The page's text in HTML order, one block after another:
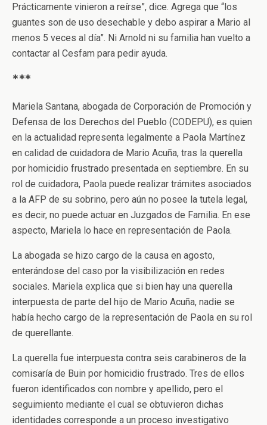
Prácticamente vinieron a reírse”, dice. Agrega que “los
guantes son de uso desechable y debo aspirar a Mario al
menos 5 veces al día”. Ni Arnold ni su familia han vuelto a
contactar al Cesfam para pedir ayuda.
***
Mariela Santana, abogada de Corporación de Promoción y
Defensa de los Derechos del Pueblo (CODEPU), es quien
en la actualidad representa legalmente a Paola Martínez
en calidad de cuidadora de Mario Acuña, tras la querella
por homicidio frustrado presentada en septiembre. En su
rol de cuidadora, Paola puede realizar trámites asociados
a la AFP de su sobrino, pero aún no posee la tutela legal,
es decir, no puede actuar en Juzgados de Familia. En ese
aspecto, Mariela lo hace en representación de Paola.
La abogada se hizo cargo de la causa en agosto,
enterándose del caso por la visibilización en redes
sociales. Mariela explica que si bien hay una querella
interpuesta de parte del hijo de Mario Acuña, nadie se
había hecho cargo de la representación de Paola en su rol
de querellante.
La querella fue interpuesta contra seis carabineros de la
comisaría de Buin por homicidio frustrado. Tres de ellos
fueron identificados con nombre y apellido, pero el
seguimiento mediante el cual se obtuvieron dichas
identidades corresponde a un proceso investigativo